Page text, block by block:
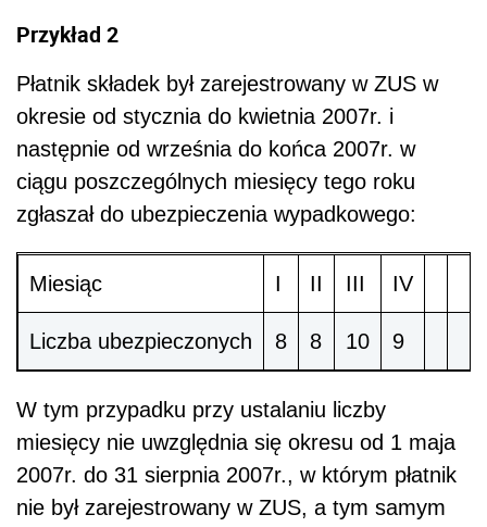
Przykład 2
Płatnik składek był zarejestrowany w ZUS w
okresie od stycznia do kwietnia 2007r. i
następnie od września do końca 2007r. w
ciągu poszczególnych miesięcy tego roku
zgłaszał do ubezpieczenia wypadkowego:
Miesiąc I II III IV
Liczba ubezpieczonych 8 8 10 9
W tym przypadku przy ustalaniu liczby
miesięcy nie uwzględnia się okresu od 1 maja
2007r. do 31 sierpnia 2007r., w którym płatnik
nie był zarejestrowany w ZUS, a tym samym